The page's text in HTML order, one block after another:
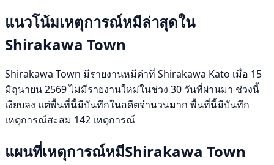
แนวโน้มเหตุการณ์หมีล่าสุดใน
Shirakawa Town
Shirakawa Town มีรายงานหมีดำที่ Shirakawa Kato เมื่อ 15
มิถุนายน 2569 ไม่มีรายงานใหม่ในช่วง 30 วันที่ผ่านมา ช่วงนี้
เงียบลง แต่พื้นที่นี้มีบันทึกในอดีตจำนวนมาก พื้นที่นี้มีบันทึก
เหตุการณ์สะสม 142 เหตุการณ์
แผนที่เหตุการณ์หมีShirakawa Town